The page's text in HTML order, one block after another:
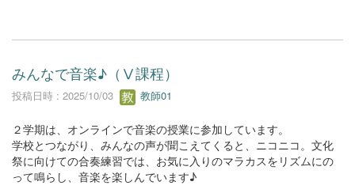
みんなで音楽♪（Ⅴ課程）
投稿日時 : 2025/10/03 教師01
２学期は、オンラインで音楽の授業に参加しています。
学校とつながり、みんなの声が聞こえてくると、ニコニコ。文化
祭に向けての合奏練習では、お気に入りのマラカスをリズムにの
って鳴らし、音楽を楽しんでいます♪